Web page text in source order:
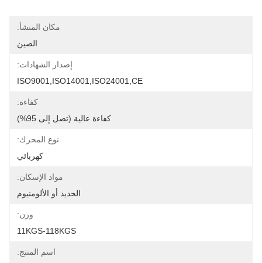
مكان المنشأ:
الصين
إصدار الشهادات:
ISO9001,ISO14001,ISO24001,CE
كفاءة:
كفاءة عالية (تصل إلى 95%)
نوع المحرك:
كهربائي
مواد الإسكان:
الحديد أو الألومنيوم
وزن:
11KGS-118KGS
اسم المنتج: